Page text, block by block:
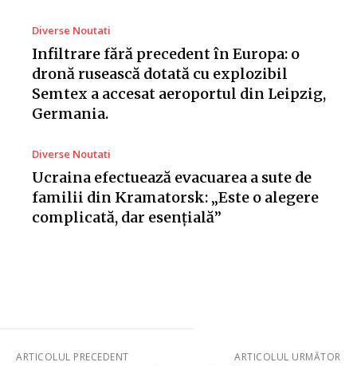
Diverse Noutati
Infiltrare fără precedent în Europa: o
dronă rusească dotată cu explozibil
Semtex a accesat aeroportul din Leipzig,
Germania.
Diverse Noutati
Ucraina efectuează evacuarea a sute de
familii din Kramatorsk: „Este o alegere
complicată, dar esențială”
ARTICOLUL PRECEDENT ARTICOLUL URMĂTOR